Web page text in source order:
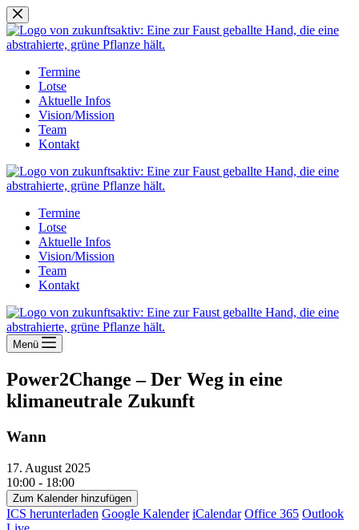
Zum
Inhalt
springen
Termine
Lotse
Aktuelle Infos
Vision/Mission
Team
Kontakt
Termine
Lotse
Aktuelle Infos
Vision/Mission
Team
Kontakt
Menü
Power2Change – Der Weg in eine
klimaneutrale Zukunft
Wann
17. August 2025
10:00 - 18:00
Zum Kalender hinzufügen
ICS herunterladen Google Kalender iCalendar Office 365 Outlook